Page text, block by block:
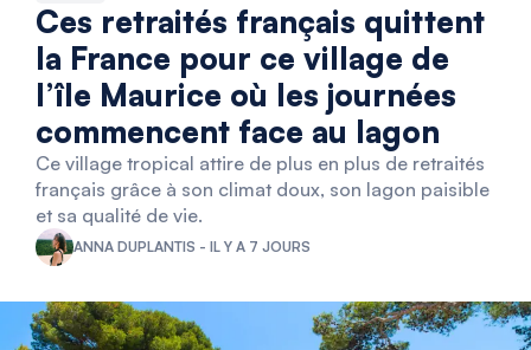
Ces retraités français quittent
la France pour ce village de
l’île Maurice où les journées
commencent face au lagon
Ce village tropical attire de plus en plus de retraités
français grâce à son climat doux, son lagon paisible
et sa qualité de vie.
ANNA DUPLANTIS - IL Y A 7 JOURS